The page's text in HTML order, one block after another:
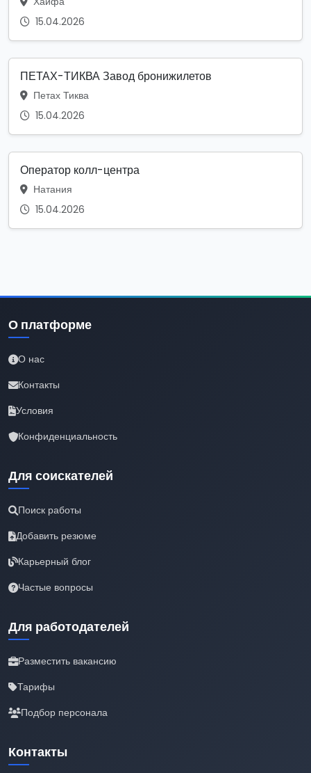
15.04.2026
ПЕТАХ-ТИКВА Завод бронижилетов
Петах Тиква
15.04.2026
Оператор колл-центра
Натания
15.04.2026
О платформе
О нас
Контакты
Условия
Конфиденциальность
Для соискателей
Поиск работы
Добавить резюме
Карьерный блог
Частые вопросы
Для работодателей
Разместить вакансию
Тарифы
Подбор персонала
Контакты